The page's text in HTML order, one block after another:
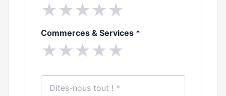
★★★★★
Commerces & Services *
★★★★★